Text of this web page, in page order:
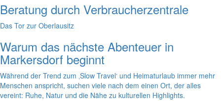
Beratung durch Verbraucherzentrale
Das Tor zur Oberlausitz
Warum das nächste Abenteuer in
Markersdorf beginnt
Während der Trend zum ‚Slow Travel‘ und Heimaturlaub immer mehr
Menschen anspricht, suchen viele nach dem einen Ort, der alles
vereint: Ruhe, Natur und die Nähe zu kulturellen Highlights.